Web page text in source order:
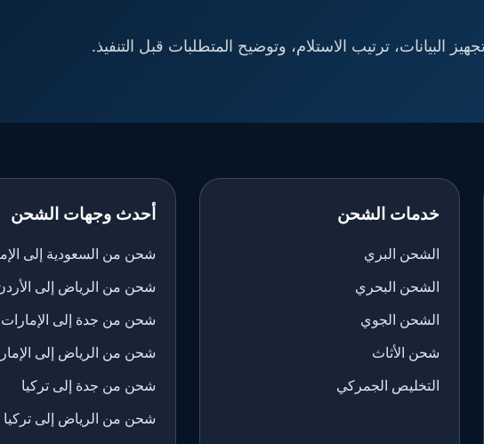
البيانات، ترتيب الاستلام، وتوضيح المتطلبات قبل التنفيذ.
خدمات الشحن
الشحن البري
الشحن البحري
الشحن الجوي
شحن الأثاث
التخليص الجمركي
أحدث وجهات الشحن
شحن من السعودية إلى
شحن من الرياض إلى
شحن من جدة إلى الإمارات
شحن من الرياض إلى
شحن من جدة إلى تركيا
شحن من الرياض إلى تركيا